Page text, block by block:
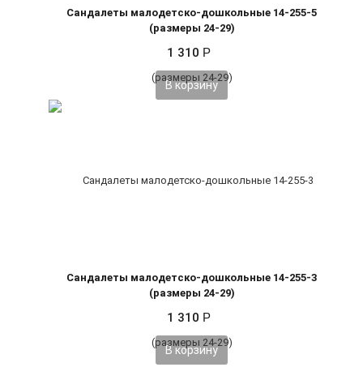
Сандалеты малодетско-дошкольные 14-255-5
(размеры 24-29)
1 310 Р
В корзину
Сандалеты малодетско-дошкольные 14-255-3
(размеры 24-29)
1 310 Р
В корзину